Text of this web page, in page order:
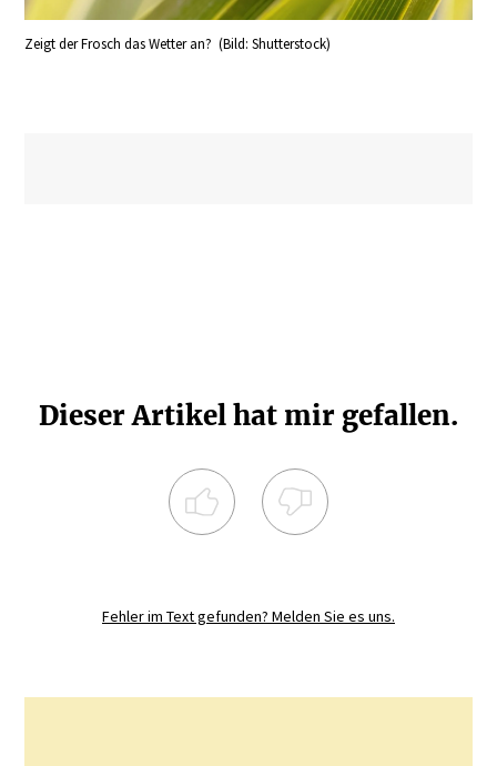
Zeigt der Frosch das Wetter an? (Bild: Shutterstock)
Dieser Artikel hat mir gefallen.
Fehler im Text gefunden? Melden Sie es uns.